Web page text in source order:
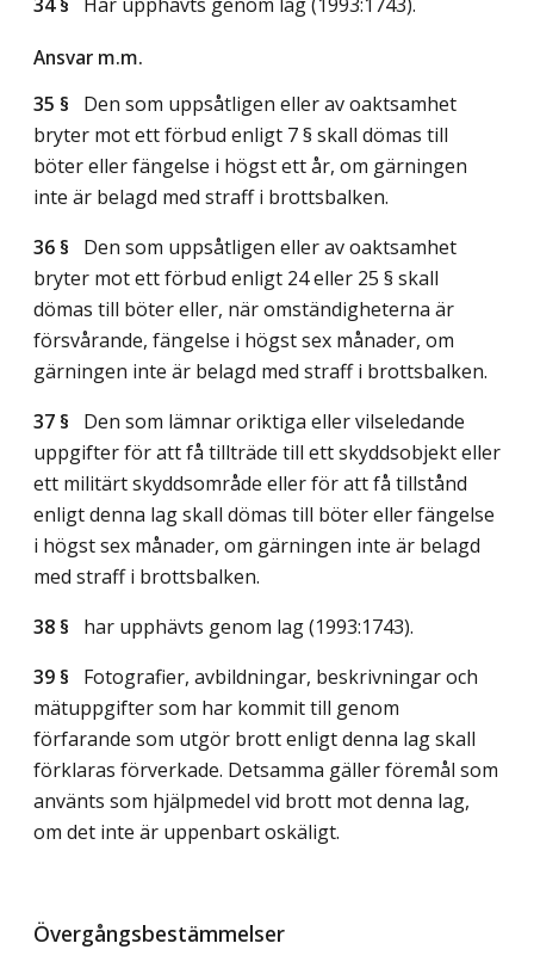
Ansvar m.m.
35 § Den som uppsåtligen eller av oaktsamhet
bryter mot ett förbud enligt 7 § skall dömas till
böter eller fängelse i högst ett år, om gärningen
inte är belagd med straff i brottsbalken.
36 § Den som uppsåtligen eller av oaktsamhet
bryter mot ett förbud enligt 24 eller 25 § skall
dömas till böter eller, när omständigheterna är
försvårande, fängelse i högst sex månader, om
gärningen inte är belagd med straff i brottsbalken.
37 § Den som lämnar oriktiga eller vilseledande
uppgifter för att få tillträde till ett skyddsobjekt eller
ett militärt skyddsområde eller för att få tillstånd
enligt denna lag skall dömas till böter eller fängelse
i högst sex månader, om gärningen inte är belagd
med straff i brottsbalken.
38 § har upphävts genom lag (1993:1743).
39 § Fotografier, avbildningar, beskrivningar och
mätuppgifter som har kommit till genom
förfarande som utgör brott enligt denna lag skall
förklaras förverkade. Detsamma gäller föremål som
använts som hjälpmedel vid brott mot denna lag,
om det inte är uppenbart oskäligt.
Övergångsbestämmelser